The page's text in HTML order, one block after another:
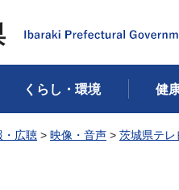
くらし・環境 健
・広聴 > 映像・音声 > 茨城県テレ